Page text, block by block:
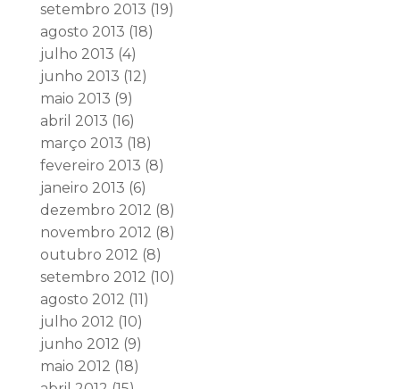
setembro 2013 (19)
agosto 2013 (18)
julho 2013 (4)
junho 2013 (12)
maio 2013 (9)
abril 2013 (16)
março 2013 (18)
fevereiro 2013 (8)
janeiro 2013 (6)
dezembro 2012 (8)
novembro 2012 (8)
outubro 2012 (8)
setembro 2012 (10)
agosto 2012 (11)
julho 2012 (10)
junho 2012 (9)
maio 2012 (18)